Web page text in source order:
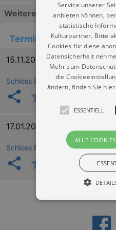
Weitere Informationen
Termine
15.11.2026 11:00
Schloss Burgk Freital
17.01.2027 11:00
Schloss Burgk Freital
Service unserer
anbieten können,
statistische
Kulturpartner. Bitte
Cookies für diese
Datensicherheit
Mehr zum
die
ändern, finden Sie
ESSENTIELL
ALLE
Essentiell